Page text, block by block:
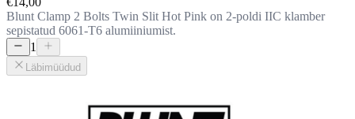
Blunt Clamp 2 Bolts Twin Slit Hot Pink on 2-poldi IIC klamber
sepistatud 6061-T6 alumiiniumist.
1
Läbimüüdud